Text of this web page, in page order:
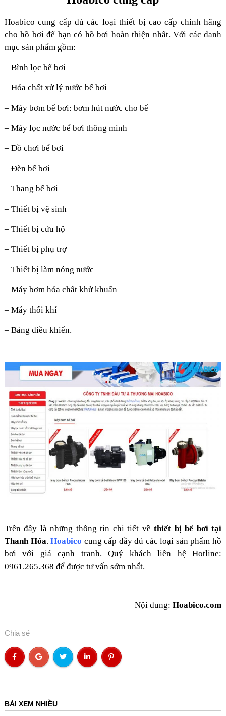
Hoabico cung cấp đủ các loại thiết bị cao cấp chính hãng
cho hồ bơi để bạn có hồ bơi hoàn thiện nhất. Với các danh
mục sản phẩm gồm:
– Bình lọc bể bơi
– Hóa chất xử lý nước bể bơi
– Máy bơm bể bơi: bơm hút nước cho bể
– Máy lọc nước bể bơi thông minh
– Đồ chơi bể bơi
– Đèn bể bơi
– Thang bể bơi
– Thiết bị vệ sinh
– Thiết bị cứu hộ
– Thiết bị phụ trợ
– Thiết bị làm nóng nước
– Máy bơm hóa chất khử khuẩn
– Máy thổi khí
– Bảng điều khiển.
Trên đây là những thông tin chi tiết vềthiết bị bể bơi tại
Thanh Hóa.Hoabico cung cấp đầy đủ các loại sản phẩm hồ
bơi với giá cạnh tranh. Quý khách liên hệHotline:
0961.265.368 để được tư vấn sớm nhất.
Nội dung:Hoabico.com
Chia sẻ
BÀI XEM NHIỀU